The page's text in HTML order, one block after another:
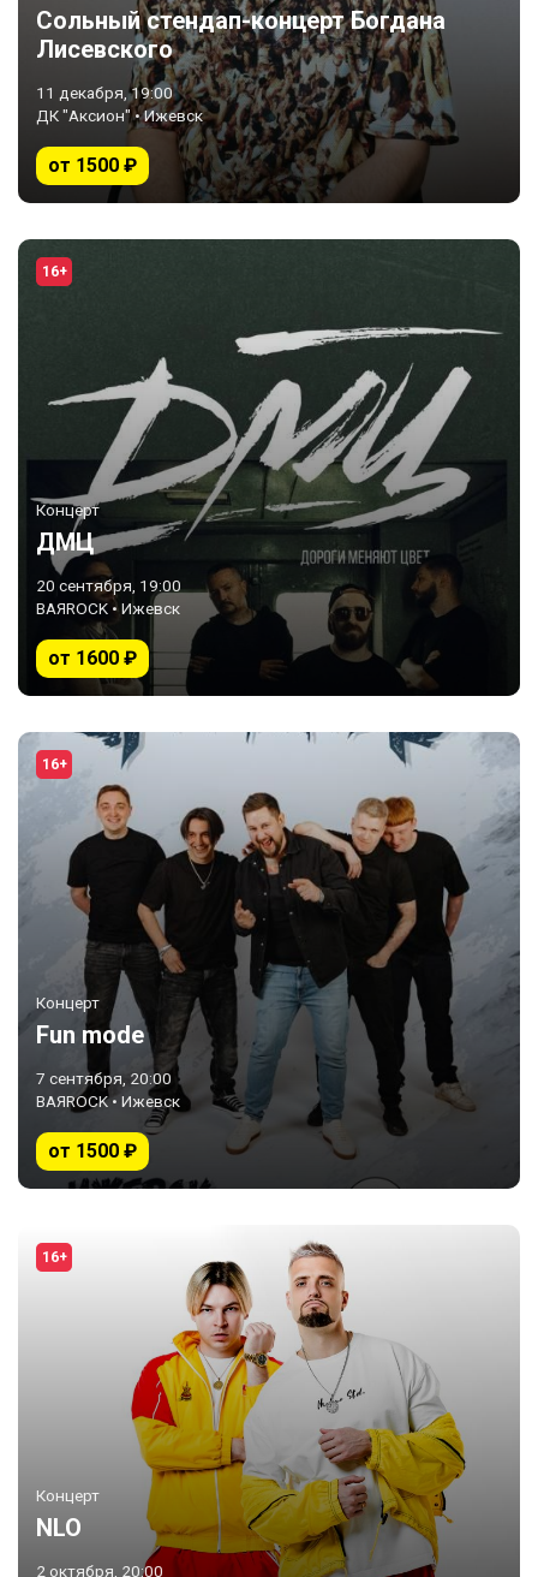
Сольный стендап-концерт Богдана
Лисевского
11 декабря, 19:00
ДК "Аксион" • Ижевск
от 1500 ₽
16+
Концерт
ДМЦ
20 сентября, 19:00
BAЯROCK • Ижевск
от 1600 ₽
16+
Концерт
Fun mode
7 сентября, 20:00
BAЯROCK • Ижевск
от 1500 ₽
16+
Концерт
NLO
2 октября, 20:00